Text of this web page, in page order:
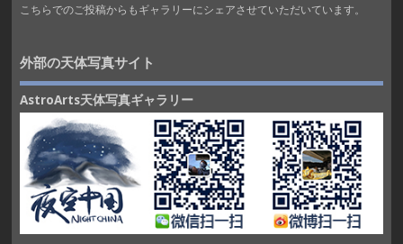
こちらでのご投稿からもギャラリーにシェアさせていただいています。
外部の天体写真サイト
AstroArts天体写真ギャラリー